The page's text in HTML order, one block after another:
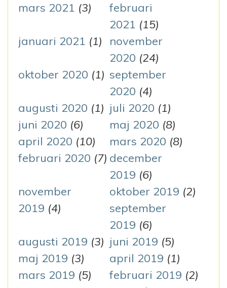
mars 2021 (3)
februari
2021 (15)
januari 2021 (1)
november
2020 (24)
oktober 2020 (1) september
2020 (4)
augusti 2020 (1) juli 2020 (1)
juni 2020 (6) maj 2020 (8)
april 2020 (10) mars 2020 (8)
februari 2020 (7) december
2019 (6)
november
2019 (4)
oktober 2019 (2)
september
2019 (6)
augusti 2019 (3) juni 2019 (5)
maj 2019 (3) april 2019 (1)
mars 2019 (5) februari 2019 (2)